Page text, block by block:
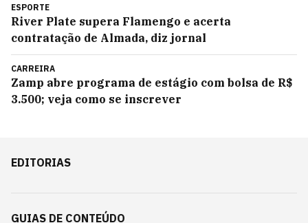
ESPORTE
River Plate supera Flamengo e acerta
contratação de Almada, diz jornal
CARREIRA
Zamp abre programa de estágio com bolsa de R$
3.500; veja como se inscrever
EDITORIAS
GUIAS DE CONTEÚDO